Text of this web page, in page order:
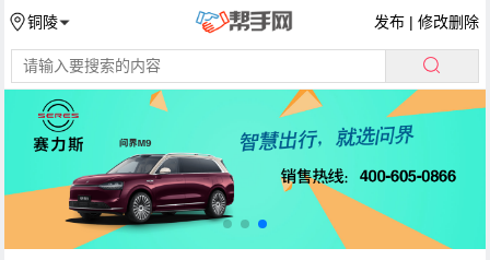
铜陵 发布 |修改删除